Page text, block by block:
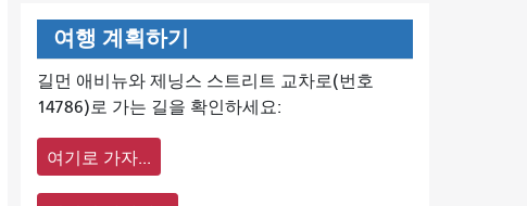
여행 계획하기
길먼 애비뉴와 제닝스 스트리트 교차로(번호
14786)로 가는 길을 확인하세요:
여기로 가자...